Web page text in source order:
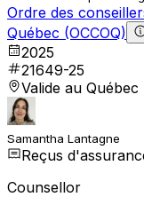
Ordre des
Québec (OCCOQ)
2025
21649-25
Valide au Québec
Samantha Lantagne
Reçus
Counsellor